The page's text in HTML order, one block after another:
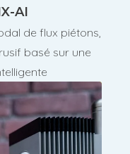
AI
de flux piétons,
basé sur une